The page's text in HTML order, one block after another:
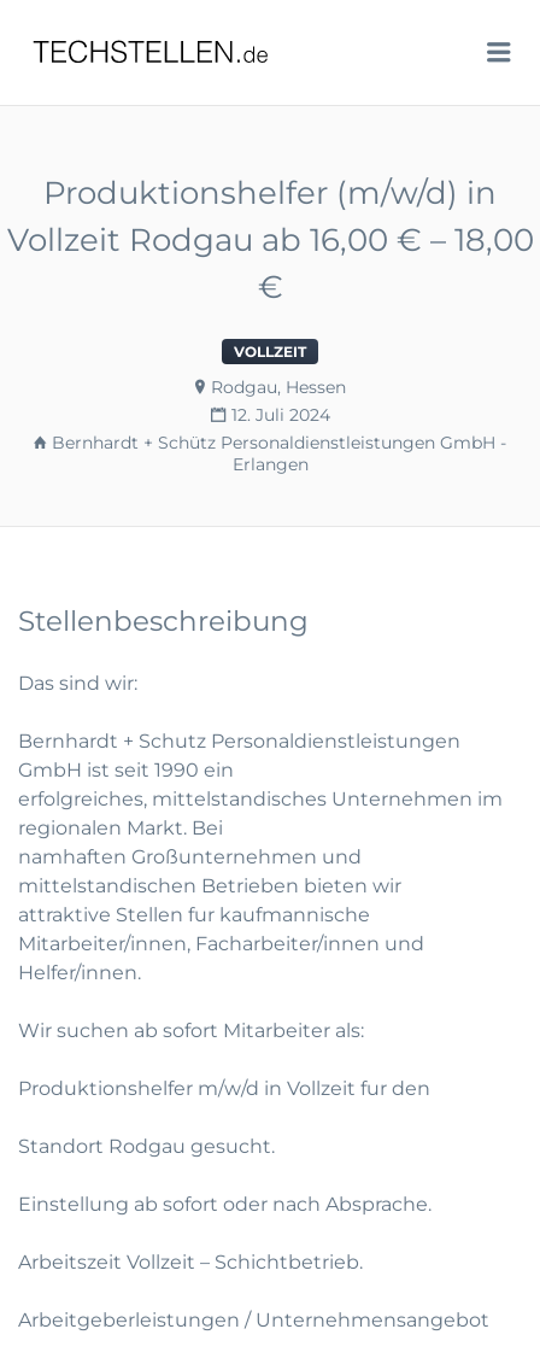
TECHSTELLEN.DE
Produktionshelfer (m/w/d) in
Vollzeit Rodgau ab 16,00 € – 18,00
€
VOLLZEIT
Rodgau, Hessen
12. Juli 2024
Bernhardt + Schütz Personaldienstleistungen GmbH -
Erlangen
Stellenbeschreibung
Das sind wir:
Bernhardt + Schutz Personaldienstleistungen
GmbH ist seit 1990 ein
erfolgreiches, mittelstandisches Unternehmen im
regionalen Markt. Bei
namhaften Großunternehmen und
mittelstandischen Betrieben bieten wir
attraktive Stellen fur kaufmannische
Mitarbeiter/innen, Facharbeiter/innen und
Helfer/innen.
Wir suchen ab sofort Mitarbeiter als:
Produktionshelfer m/w/d in Vollzeit fur den
Standort Rodgau gesucht.
Einstellung ab sofort oder nach Absprache.
Arbeitszeit Vollzeit – Schichtbetrieb.
Arbeitgeberleistungen / Unternehmensangebot